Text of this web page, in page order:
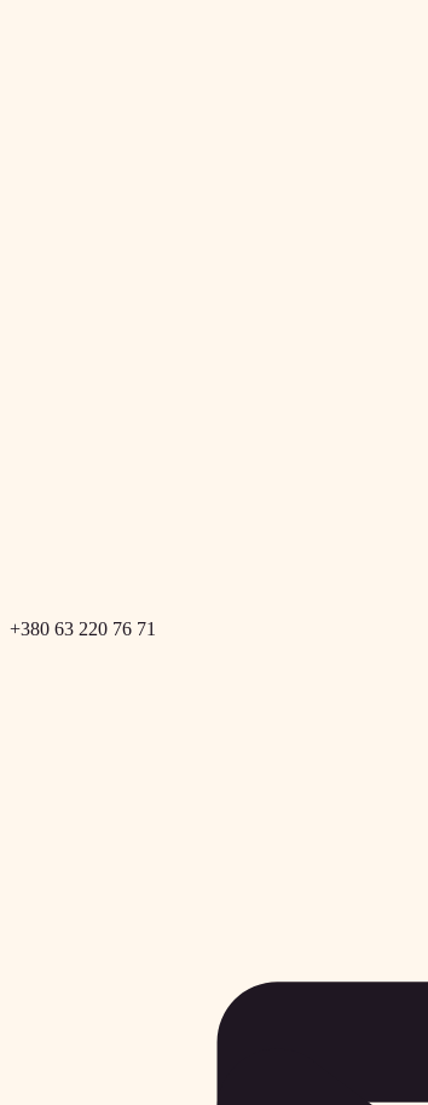
+380 63 220 76 71